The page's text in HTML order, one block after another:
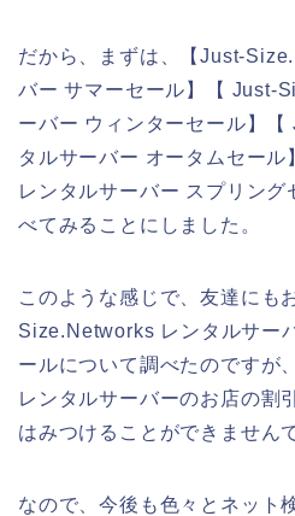
だから、まずは、【Just-
バー サマーセール】【 Just-
ーバー ウィンターセール】
タルサーバー オータムセー
レンタルサーバー スプリング
べてみることにしました。
このような感じで、友達にも
Size.Networks レンタルサー
ールについて調べたのですが
レンタルサーバーのお店の割
はみつけることができません
なので、今後も色々とネット